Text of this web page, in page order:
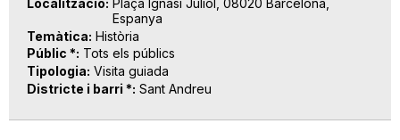
Espanya
Temàtica Història
Públic * Tots els públics
Tipologia Visita guiada
Districte i barri * Sant Andreu